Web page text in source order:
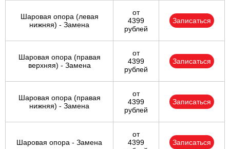
Шаровая опора (левая
нижняя) - Замена
от
4399
рублей
Записаться
Шаровая опора (правая
верхняя) - Замена
от
4399
рублей
Записаться
Шаровая опора (правая
нижняя) - Замена
от
4399
рублей
Записаться
Шаровая опора - Замена
от
4399
Записаться